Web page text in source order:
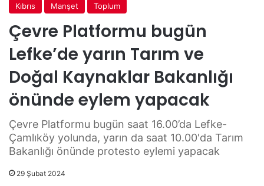
Kıbrıs Manşet Toplum
Çevre Platformu bugün
Lefke’de yarın Tarım ve
Doğal Kaynaklar Bakanlığı
önünde eylem yapacak
Çevre Platformu bugün saat 16.00’da Lefke-
Çamlıköy yolunda, yarın da saat 10.00'da Tarım
Bakanlığı önünde protesto eylemi yapacak
29 Şubat 2024